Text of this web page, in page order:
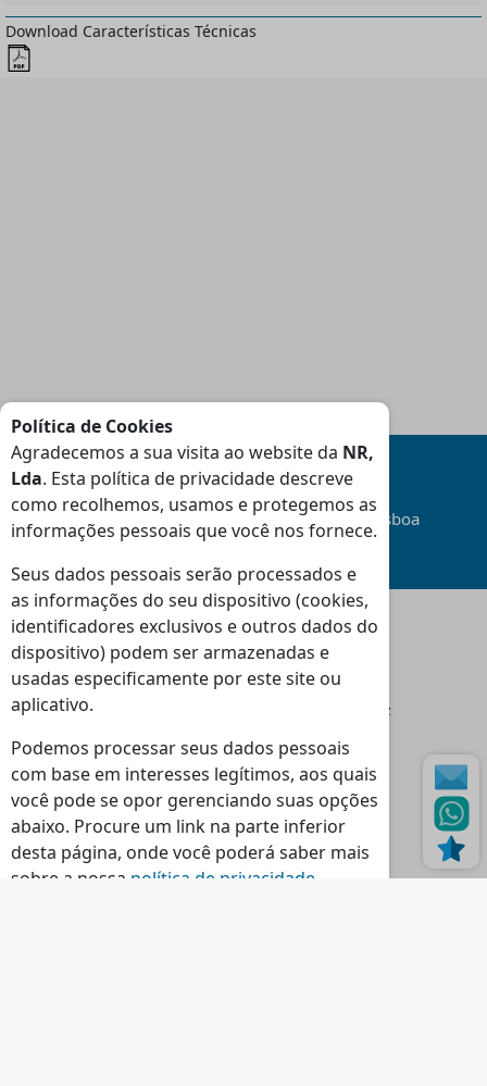
Download Características Técnicas
Política de Cookies
Agradecemos a sua visita ao website da NR,
Lda. Esta política de privacidade descreve
como recolhemos, usamos e protegemos as
informações pessoais que você nos fornece.
Seus dados pessoais serão processados e
as informações do seu dispositivo (cookies,
identificadores exclusivos e outros dados do
dispositivo) podem ser armazenadas e
usadas especificamente por este site ou
aplicativo.
Podemos processar seus dados pessoais
com base em interesses legítimos, aos quais
você pode se opor gerenciando suas opções
abaixo. Procure um link na parte inferior
desta página, onde você poderá saber mais
sobre a nossa política de privacidade
Transporte Gratuito na área da Grande Lisboa
(Consulte Condições )
Moradas
Loja Massamá:
Rua Indústrias 46-48 Massamá 2745-838 Queluz
Rua dos Polomes 2C, 2560-321 Torres Vedras
Horário
Seg - Sex:
09:00 - 13:00
14:30 - 18:30
Sáb - Dom - Feriados:
Encerrado